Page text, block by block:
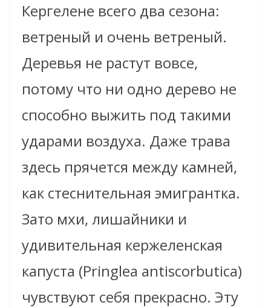
Кергелене всего два сезона:
ветреный и очень ветреный.
Деревья не растут вовсе,
потому что ни одно дерево не
способно выжить под такими
ударами воздуха. Даже трава
здесь прячется между камней,
как стеснительная эмигрантка.
Зато мхи, лишайники и
удивительная кержеленская
капуста (Pringlea antiscorbutica)
чувствуют себя прекрасно. Эту